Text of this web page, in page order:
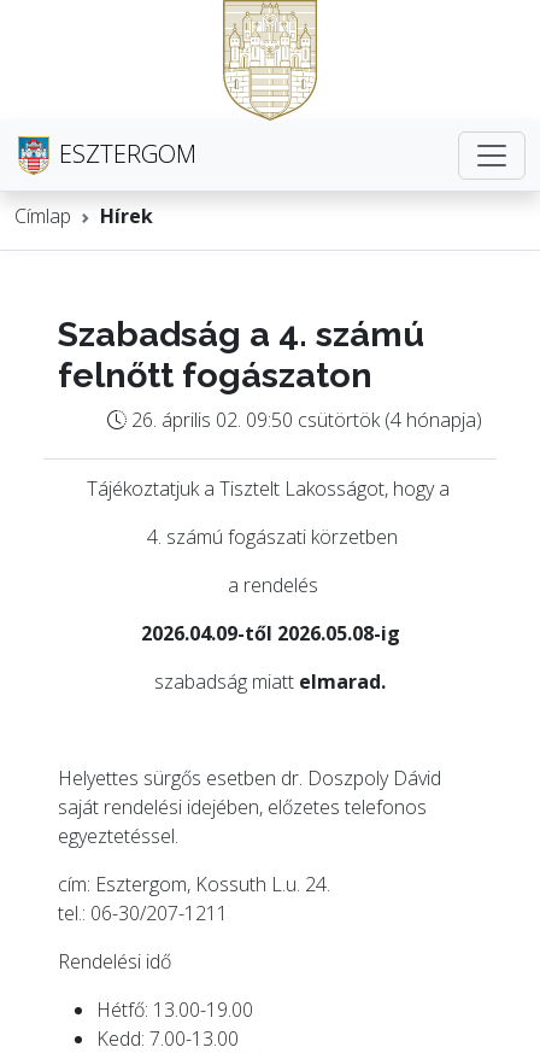
ESZTERGOM
Címlap Hírek
Szabadság a 4. számú
felnőtt fogászaton
26. április 02. 09:50 csütörtök (4 hónapja)
Tájékoztatjuk a Tisztelt Lakosságot, hogy a
4. számú fogászati körzetben
a rendelés
2026.04.09-től 2026.05.08-ig
szabadság miatt elmarad.
Helyettes sürgős esetben dr. Doszpoly Dávid
saját rendelési idejében, előzetes telefonos
egyeztetéssel.
cím: Esztergom, Kossuth L.u. 24.
tel.: 06-30/207-1211
Rendelési idő
Hétfő: 13.00-19.00
Kedd: 7.00-13.00